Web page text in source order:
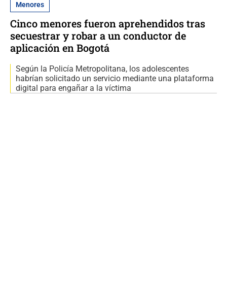
Menores
Cinco menores fueron aprehendidos tras
secuestrar y robar a un conductor de
aplicación en Bogotá
Según la Policía Metropolitana, los adolescentes
habrían solicitado un servicio mediante una plataforma
digital para engañar a la víctima